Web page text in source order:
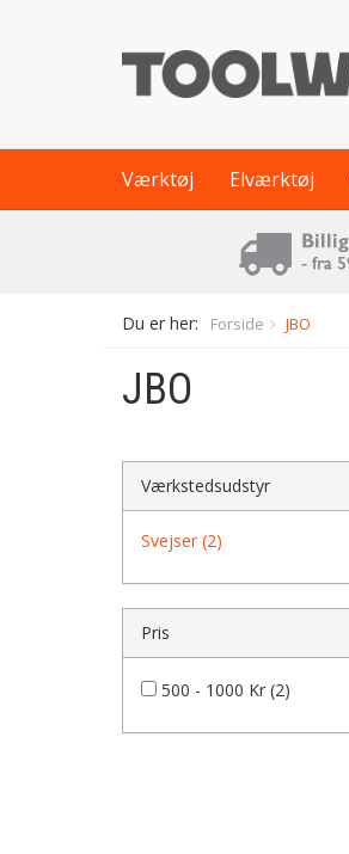
Værktøj Elværktøj
Du er her: Forside JBO
JBO
Værkstedsudstyr
Svejser (2)
Pris
500 - 1000 Kr (2)